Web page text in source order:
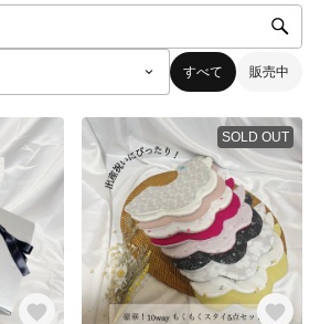
すべて 販売中
SOLD OUT